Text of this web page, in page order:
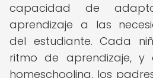
capacidad de
aprendizaje a las
del estudiante. Cada
ritmo de aprendizaje,
homeschooling, los